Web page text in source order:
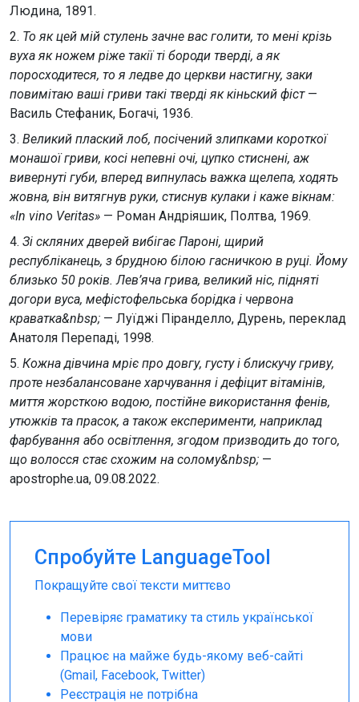
Людина, 1891.
2. То як цей мій стулень зачне вас голити, то мені крізь
вуха як ножем ріже такії ті бороди тверді, а як
поросходитеся, то я ледве до церкви настигну, заки
повимітаю ваші гриви такі тверді як кіньский фіст—
Василь Стефаник, Богачі, 1936.
3. Великий плаский лоб, посічений злипками короткої
монашої гриви, косі непевні очі, цупко стиснені, аж
вивернуті губи, вперед випнулась важка щелепа, ходять
жовна, він витягнув руки, стиснув кулаки і каже вікнам:
«In vino Veritas» — Роман Андріяшик, Полтва, 1969.
4. Зі скляних дверей вибігає Пароні, щирий
республіканець, з брудною білою гасничкою в руці. Йому
близько 50 років. Лев’яча грива, великий ніс, підняті
догори вуса, мефістофельська борідка і червона
краватка&nbsp; — Луїджі Піранделло, Дурень, переклад
Анатоля Перепаді, 1998.
5. Кожна дівчина мріє про довгу, густу і блискучу гриву,
проте незбалансоване харчування і дефіцит вітамінів,
миття жорсткою водою, постійне використання фенів,
утюжків та прасок, а також експерименти, наприклад
фарбування або освітлення, згодом призводить до того,
що волосся стає схожим на солому&nbsp; —
apostrophe.ua, 09.08.2022.
Спробуйте LanguageTool
Покращуйте свої тексти миттєво
Перевіряє граматику та стиль української
мови
Працює на майже будь-якому веб-сайті
(Gmail, Facebook, Twitter)
Реєстрація не потрібна